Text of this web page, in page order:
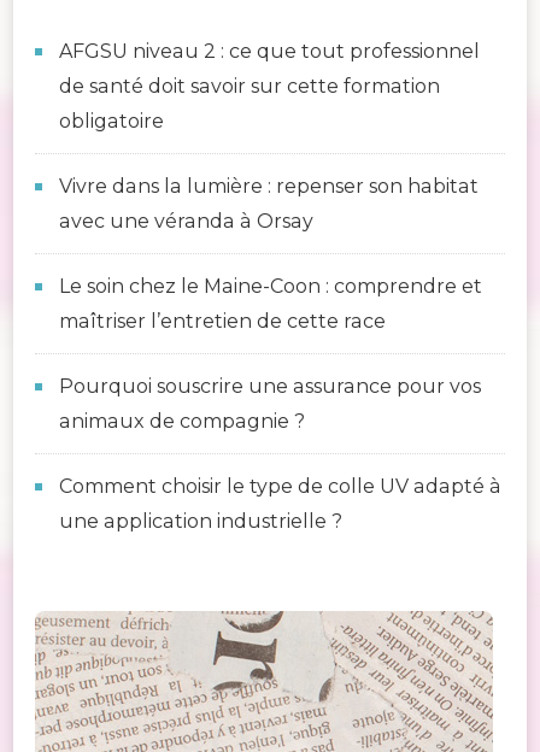
AFGSU niveau 2 : ce que tout professionnel
de santé doit savoir sur cette formation
obligatoire
Vivre dans la lumière : repenser son habitat
avec une véranda à Orsay
Le soin chez le Maine-Coon : comprendre et
maîtriser l’entretien de cette race
Pourquoi souscrire une assurance pour vos
animaux de compagnie ?
Comment choisir le type de colle UV adapté à
une application industrielle ?